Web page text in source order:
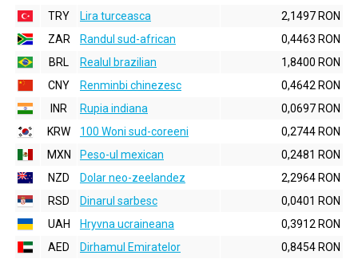
TRY
Lira turceasca
2,1497 RON
ZAR
Randul sud-african
0,4463 RON
BRL
Realul brazilian
1,8400 RON
CNY
Renminbi chinezesc
0,4642 RON
INR
Rupia indiana
0,0697 RON
KRW
100 Woni sud-coreeni
0,2744 RON
MXN
Peso-ul mexican
0,2481 RON
NZD
Dolar neo-zeelandez
2,2964 RON
RSD
Dinarul sarbesc
0,0401 RON
UAH
Hryvna ucraineana
0,3912 RON
AED
Dirhamul Emiratelor
0,8454 RON